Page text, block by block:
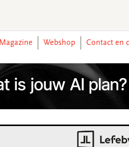
Magazine Webshop Contact en